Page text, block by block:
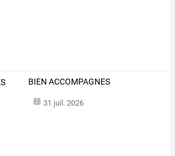
BIEN ACCOMPAGNES
31 juil. 2026